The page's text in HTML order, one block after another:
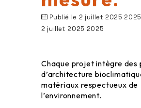
Publié le 2 juillet 2025 2025
2 juillet 2025 2025
Chaque projet intègre des
d’architecture
matériaux respectueux de
l’environnement.